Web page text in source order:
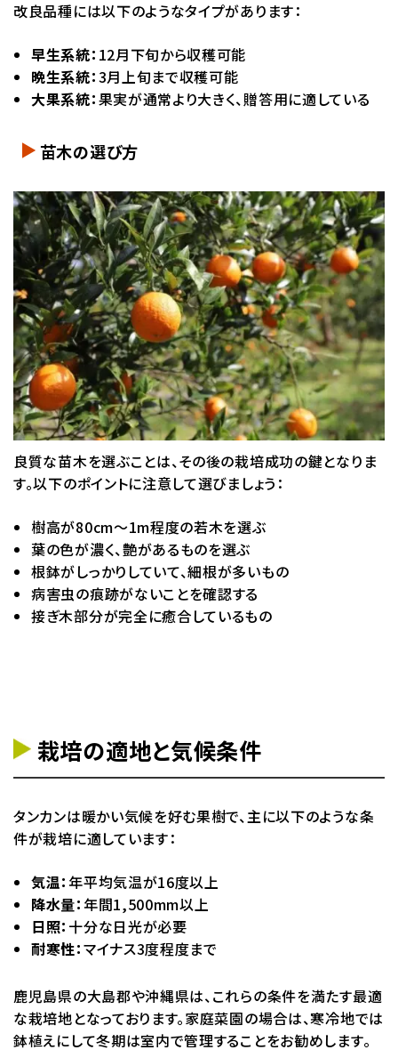
改良品種には以下のようなタイプがあります：
早生系統： 12月下旬から収穫可能
晩生系統：3月上旬まで収穫可能
大果系統：果実が通常より大きく、贈答用に適している
苗木の選び方
良質な苗木を選ぶことは、その後の栽培成功の鍵となりま
す。以下のポイントに注意して選びましょう：
樹高が80cm～1m程度の若木を選ぶ
葉の色が濃く、艶があるものを選ぶ
根鉢がしっかりしていて、細根が多いもの
病害虫の痕跡がないことを確認する
接ぎ木部分が完全に癒合しているもの
栽培の適地と気候条件
タンカンは暖かい気候を好む果樹で、主に以下のような条
件が栽培に適しています：
気温： 年平均気温が16度以上
降水量： 年間1,500mm以上
日照： 十分な日光が必要
耐寒性：マイナス3度程度まで
鹿児島県の大島郡や沖縄県は、これらの条件を満たす最適
な栽培地となっております。家庭菜園の場合は、寒冷地では
鉢植えにして冬期は室内で管理することをお勧めします。